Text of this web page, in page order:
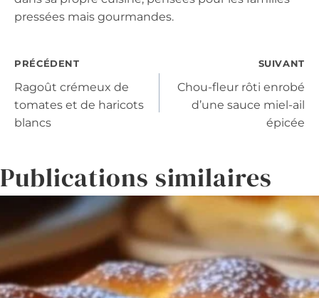
pressées mais gourmandes.
Navigation
de
PRÉCÉDENT
Ragoût crémeux de
tomates et de haricots
blancs
SUIVANT
Chou-fleur rôti enrobé
d’une sauce miel-ail
épicée
Publications similaires